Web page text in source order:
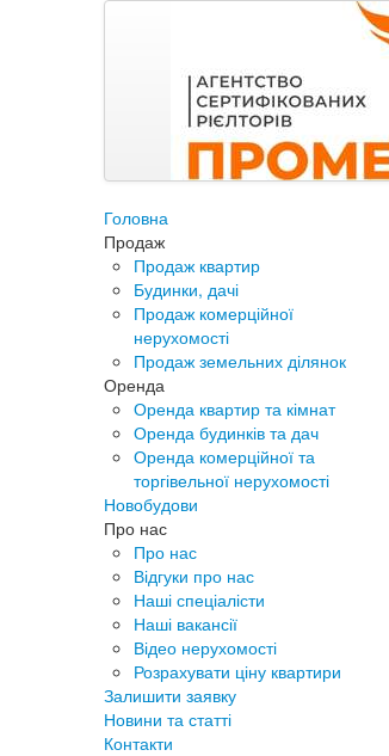
Головна
Продаж
Продаж квартир
Будинки, дачі
Продаж комерційної
нерухомості
Продаж земельних ділянок
Оренда
Оренда квартир та кімнат
Оренда будинків та дач
Оренда комерційної та
торгівельної нерухомості
Новобудови
Про нас
Про нас
Відгуки про нас
Наші спеціалісти
Наші вакансії
Відео нерухомості
Розрахувати ціну квартири
Залишити заявку
Новини та статті
Контакти